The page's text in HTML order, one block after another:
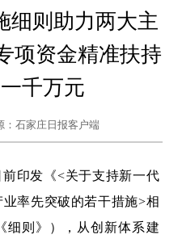
细则助力两大主
项资金精准扶持
千万元
：石家庄日报客户端
印发《<关于支持新一代
率先突破的若干措施>相
细则》），从创新体系建